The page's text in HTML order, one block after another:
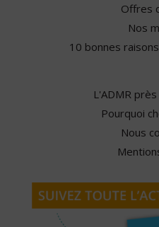
Offres
Nos
10 bonnes
L'ADMR
Pourquoi
Nous